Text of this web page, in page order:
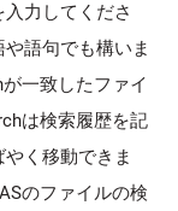
力してくださ
語句でも構いま
一致したファイ
は検索履歴を記
く移動できま
のファイルの検